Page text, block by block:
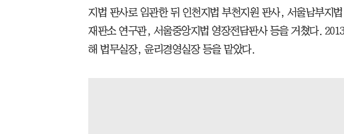
지법 판사로 임관한 뒤 인천지법 부천지원 판사, 서울남부지
재판소 연구관, 서울중앙지법 영장전담판사 등을 거쳤다.
해 법무실장, 윤리경영실장 등을 맡았다.